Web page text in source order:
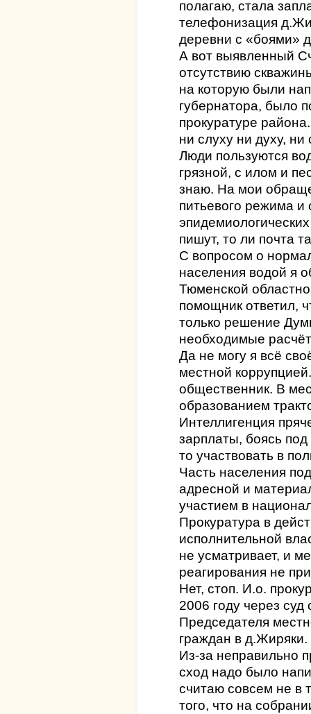
полагаю, стала
телефонизация
деревни с «боями»
А вот выявленный
отсутствию
на которую были
губернатора, было
прокуратуре
ни слуху ни духу,
Люди пользуются
грязной, с илом и
знаю. На мои
питьевого режима
пишут, то ли почта
С вопросом о
населения водой я
Тюменской
помощник ответил,
только решение
необходимые
Да не могу я всё
местной
общественник. В
образованием
Интеллигенция
зарплаты, боясь под
то участвовать в
Часть населения
адресной и
участием в
Прокуратура в
исполнительной
не усматривает, и
реагирования не
Нет, стоп. И.о.
2006 году через
Председателя
граждан в д.Жиряки.
Из-за неправильно
сход надо было
считаю совсем не в
того, что на